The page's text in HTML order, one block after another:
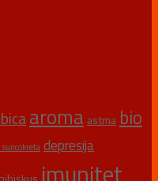
aroma astma bio
depresija
imunitet